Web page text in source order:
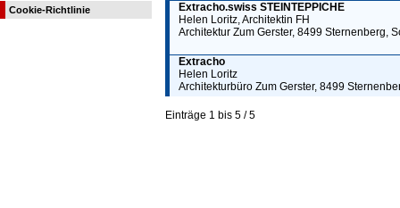
Cookie-Richtlinie
Extracho.swiss STEINTEPPICHE
Helen Loritz, Architektin FH
Architektur Zum Gerster, 8499 Sternenberg,
Extracho
Helen Loritz
Architekturbüro Zum Gerster, 8499
Einträge 1 bis 5 / 5